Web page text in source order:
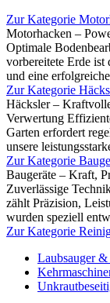
Zur Kategorie
Motorhacken –
Optimale
vorbereitete Erde ist
und eine
Zur Kategorie
Häcksler –
Verwertung
Garten erfordert
unsere
Zur Kategorie
Baugeräte – Kraft,
Zuverlässige
zählt Präzision,
wurden speziell
Zur Kategorie
Laubsauger &